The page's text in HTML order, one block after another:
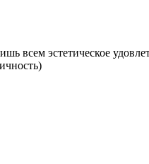
всем эстетическое